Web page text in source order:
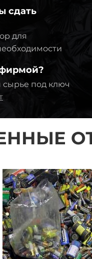
сдать
для
под ключ